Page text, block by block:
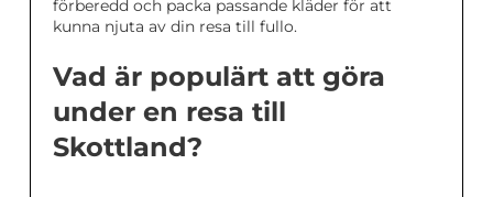
förberedd och packa passande kläder för att
kunna njuta av din resa till fullo.
Vad är populärt att göra
under en resa till
Skottland?